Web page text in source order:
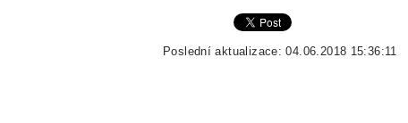
Poslední aktualizace: 04.06.2018 15:36:11